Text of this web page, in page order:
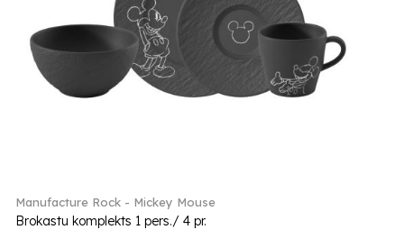
Manufacture Rock - Mickey Mouse
Brokastu komplekts 1 pers./ 4 pr.